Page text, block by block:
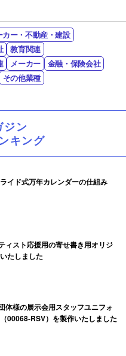
カー・不動産・建設
教育関連
メーカー
金融・保険会社
その他業種
ジン
キング
イド式万年カレンダーの仕組み
ィスト応援用の寄せ書き用オリジ
たしました
体様の展示会用スタッフユニフォ
00068-RSV）を製作いたしました